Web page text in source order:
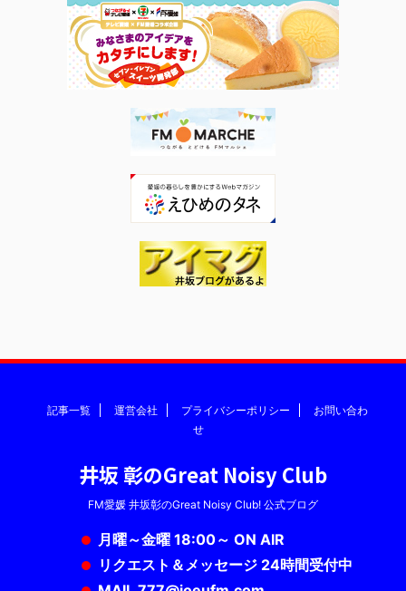
記事一覧 運営会社 プライバシーポリシー
お問い合わ
せ
井坂 彰のGreat Noisy Club
FM愛媛 井坂彰のGreat Noisy Club! 公式ブログ
月曜～金曜 18:00～ ON AIR
リクエスト＆メッセージ 24時間受付中